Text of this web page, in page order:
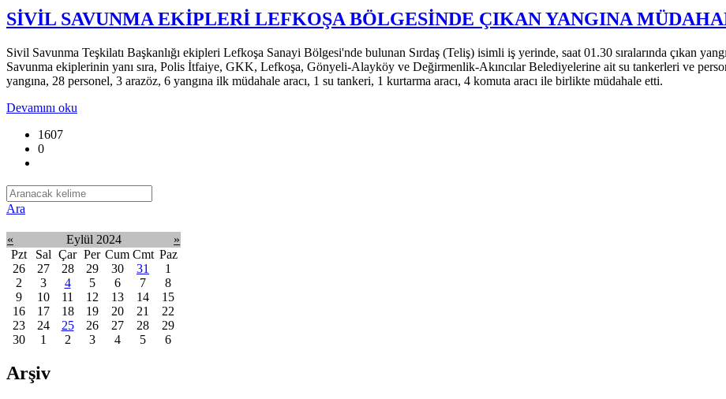
SİVİL SAVUNMA EKİPLERİ LEFKOŞA BÖLGESİNDE ÇIKAN YANGINA
Sivil Savunma Teşkilatı Başkanlığı ekipleri Lefkoşa Sanayi Bölgesi'nde bulunan Sırdaş (Teliş) isimli iş yerinde, saat 01.30 sıralarında çıkan
Savunma ekiplerinin yanı sıra, Polis İtfaiye, GKK, Lefkoşa, Gönyeli-Alayköy ve Değirmenlik-Akıncılar Belediyelerine ait su tankerleri ve
yangına, 28 personel, 3 arazöz, 6 yangına ilk müdahale aracı, 1 su tankeri, 1 kurtarma aracı, 4 komuta aracı ile birlikte müdahale etti.
Devamını oku
1607
0
Ara
« Eylül 2024
»
Pzt
Sal Çar Per Cum Cmt Paz
26
27 28 29 30 31
1
2
3 4 5 6 7
8
9
10 11 12 13 14
15
16
17 18 19 20 21
22
23
24 25 26 27 28
29
30
1 2 3 4 5 6
Arşiv